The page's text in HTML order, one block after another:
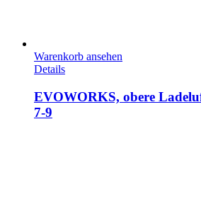
Warenkorb ansehen
Details
EVOWORKS, obere
7-9